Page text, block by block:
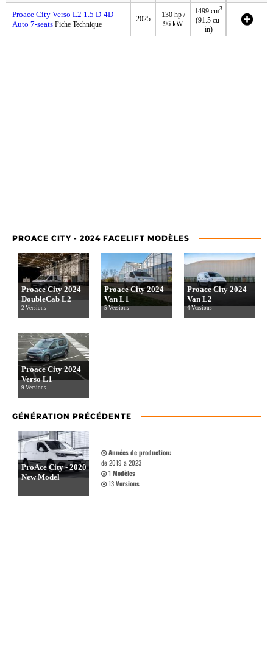
Proace City Verso L2 1.5 D-4D
Auto 7-seats Fiche Technique
2025
130 hp /
96 kW
1499 cm3
(91.5 cu-
in)
PROACE CITY - 2024 FACELIFT MODÈLES
Proace City 2024
DoubleCab L2
2 Versions
Proace City 2024
Van L1
5 Versions
Proace City 2024
Van L2
4 Versions
Proace City 2024
Verso L1
9 Versions
GÉNÉRATION PRÉCÉDENTE
ProAce City - 2020
New Model
Années de production:
de 2019 a 2023
1 Modèles
13Versions